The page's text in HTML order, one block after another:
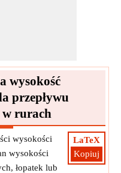
wysokość
przepływu
rurach
LaTeX
Kopiuj
wysokości
wysokości
łopatek lub